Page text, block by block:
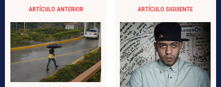
ARTÍCULO ANTERIOR ARTÍCULO SIGUIENTE